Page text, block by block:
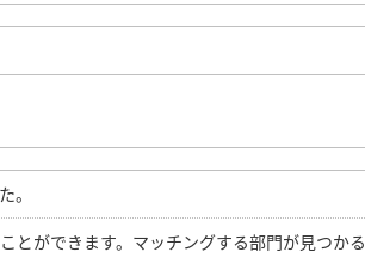
。
とができます。マッチングする部門が見つかる